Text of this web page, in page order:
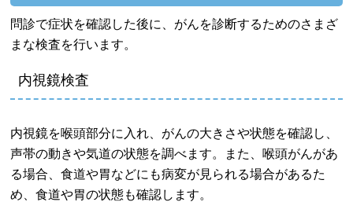
問診で症状を確認した後に、がんを診断するためのさまざ
まな検査を行います。
内視鏡検査
内視鏡を喉頭部分に入れ、がんの大きさや状態を確認し、
声帯の動きや気道の状態を調べます。また、喉頭がんがあ
る場合、食道や胃などにも病変が見られる場合があるた
め、食道や胃の状態も確認します。